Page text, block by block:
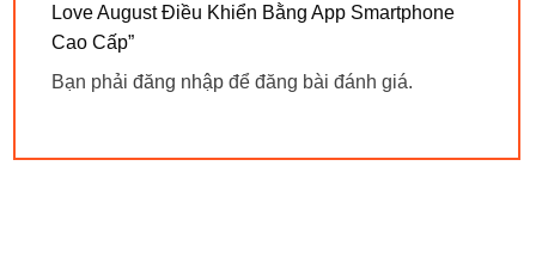
Love August Điều Khiển Bằng App Smartphone
Cao Cấp”
Bạn phải đăng nhập để đăng bài đánh giá.